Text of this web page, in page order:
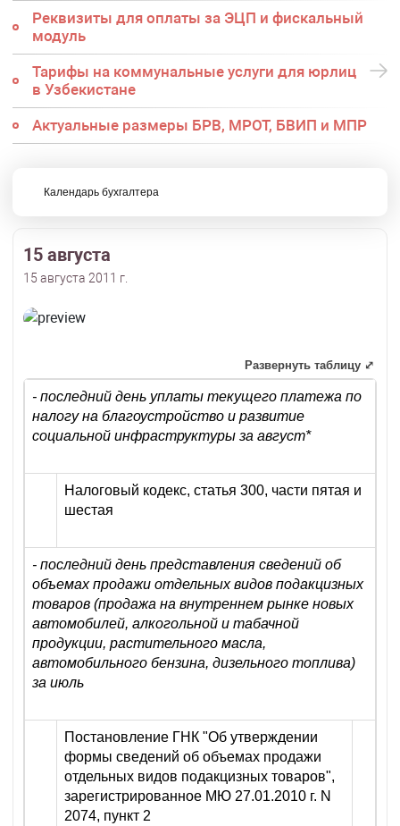
Реквизиты для оплаты за ЭЦП и фискальный
модуль
Тарифы на коммунальные услуги для юрлиц
в Узбекистане
Актуальные размеры БРВ, МРОТ, БВИП и МПР
Календарь бухгалтера
15 августа
15 августа 2011 г.
- последний день уплаты текущего платежа по
налогу на благоустройство и развитие
социальной инфраструктуры за август*
Налоговый кодекс, статья 300, части пятая и
шестая
- последний день представления сведений об
объемах продажи отдельных видов подакцизных
товаров (продажа на внутреннем рынке новых
автомобилей, алкогольной и табачной
продукции, растительного масла,
автомобильного бензина, дизельного топлива)
за июль
Постановление ГНК "Об утверждении
формы сведений об объемах продажи
отдельных видов подакцизных товаров",
зарегистрированное МЮ 27.01.2010 г. N
2074, пункт 2
Развернуть таблицу ⤢